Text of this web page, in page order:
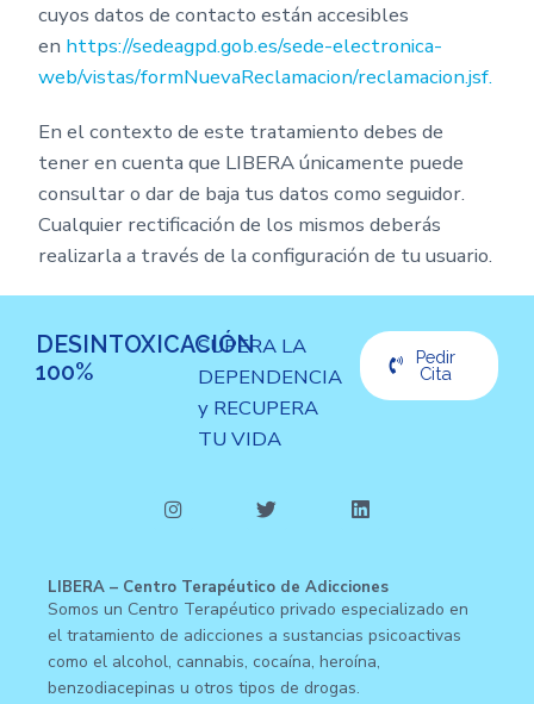
cuyos datos de contacto están accesibles
en https://sedeagpd.gob.es/sede-electronica-
web/vistas/formNuevaReclamacion/reclamacion.jsf.
En el contexto de este tratamiento debes de
tener en cuenta que LIBERA únicamente puede
consultar o dar de baja tus datos como seguidor.
Cualquier rectificación de los mismos deberás
realizarla a través de la configuración de tu usuario.
DESINTOXICACIÓN
100%
SUPERA LA
DEPENDENCIA
y RECUPERA
TU VIDA
Pedir
Cita
LIBERA – Centro Terapéutico de Adicciones
Somos un Centro Terapéutico privado especializado en
el tratamiento de adicciones a sustancias psicoactivas
como el alcohol, cannabis, cocaína, heroína,
benzodiacepinas u otros tipos de drogas.